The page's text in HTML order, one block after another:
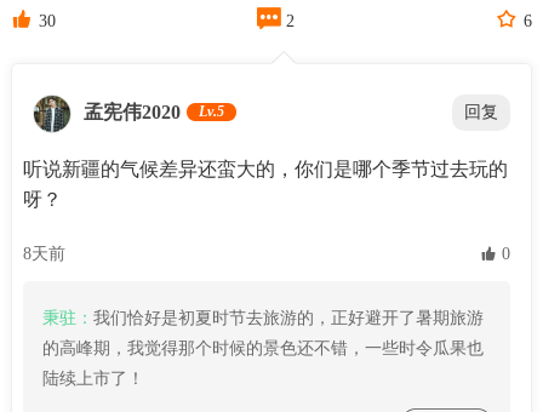
 30  2  6
孟宪伟2020 Lv.5 回复
听说新疆的气候差异还蛮大的，你们是哪个季节过去玩的
呀？
8天前  0
秉驻： 我们恰好是初夏时节去旅游的，正好避开了暑期旅游
的高峰期，我觉得那个时候的景色还不错，一些时令瓜果也
陆续上市了！